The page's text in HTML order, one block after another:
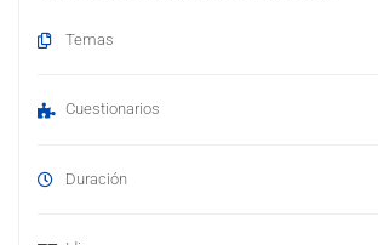
Temas
Cuestionarios
Duración